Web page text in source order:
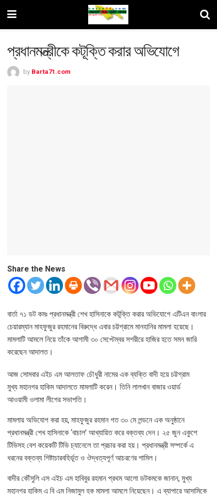
প্রধানমন্ত্রীকে কটূক্তি করার অভিযোগে
by Barta71.com
Share the News
বার্তা ৭১ ডট কমঃ প্রধানমন্ত্রী শেখ হাসিনাকে কটূক্তি করার অভিযোগে এটিএন বাংলার
চেয়ারম্যান মাহফুজুর রহমানের বিরুদ্ধে এবার চট্টগ্রামে মানহানির মামলা হয়েছে।
মামলাটি আমলে নিয়ে তাঁকে আগামী ৩০ সেপ্টেম্বর সশরীরে হাজির হতে সমন জারি
করেছেন আদালত।
আজ সোমবার এইচ এম আলতাফ চৌধুরী নামের এক ব্যক্তি বাদী হয়ে চট্টগ্রাম
মুখ্য মহানগর হাকিম আদালতে মামলাটি করেন। তিনি লালখান বাজার ওয়ার্ড
আওয়ামী ওলামা লীগের সভাপতি।
মামলায় অভিযোগ করা হয়, মাহফুজুর রহমান গত ৩০ মে লন্ডনে এক অনুষ্ঠানে
প্রধানমন্ত্রী শেখ হাসিনাকে ‘বাচাল’ আখ্যায়িত করে বক্তব্য দেন। ২৫ জুন একুশে
টিভিসহ বেশ কয়েকটি টিভি চ্যানেলে তা প্রচার করা হয়। প্রধানমন্ত্রী সম্পর্কে এ
ধরনের বক্তব্য শিষ্টাচারবহির্ভূত ও ঔদ্ধত্যপূর্ণ আচরণের শামিল।
বাদীর কৌঁসুলি এস এইচ এম হাবিবুর রহমান প্রথম আলো ডটকমকে জানান, মুখ্য
মহানগর হাকিম এ বি এম নিজামুল হক মামলা আমলে নিয়েছেন। এ ব্যাপারে আসামিকে